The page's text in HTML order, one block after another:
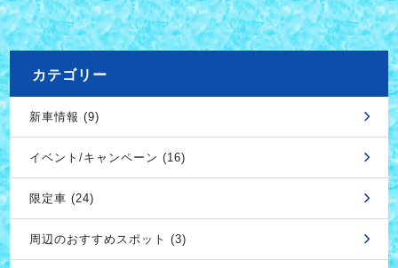
カテゴリー
新車情報 (9)
イベント/キャンペーン (16)
限定車 (24)
周辺のおすすめスポット (3)